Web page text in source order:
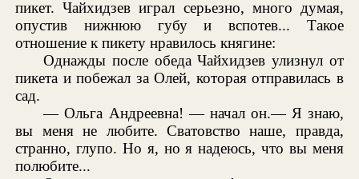
пикет. Чайхидзев играл серьезно, много думая,
опустив нижнюю губу и вспотев... Такое
отношение к пикету нравилось княгине:
Однажды после обеда Чайхидзев улизнул от
пикета и побежал за Олей, которая отправилась в
сад.
— Ольга Андреевна! — начал он.— Я знаю,
вы меня не любите. Сватовство наше, правда,
странно, глупо. Но я, но я надеюсь, что вы меня
полюбите...